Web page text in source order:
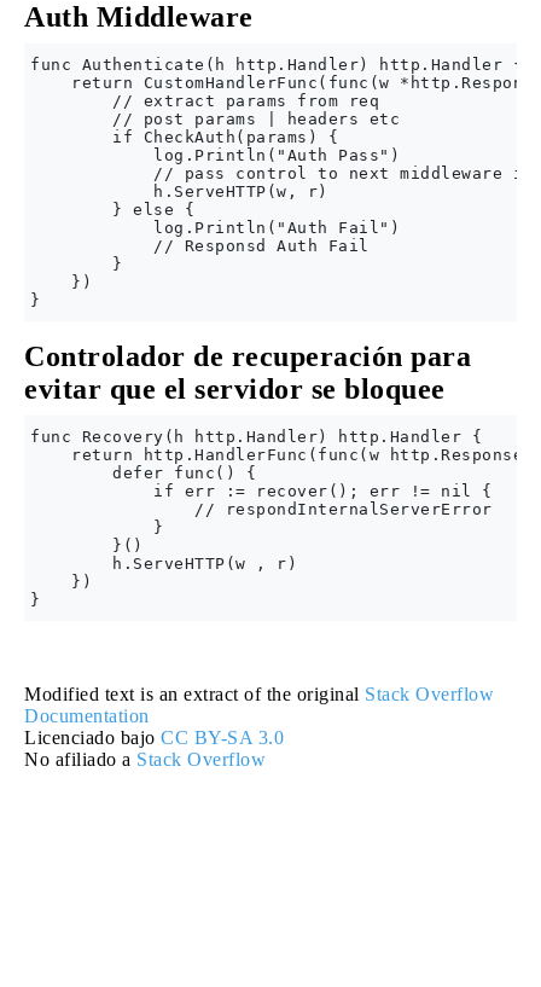
Auth Middleware
func Authenticate(h http.Handler) http.Handler {
return CustomHandlerFunc(func(w
        // extract params from req
        // post params | headers etc
        if CheckAuth(params) {
            log.Println("Auth Pass")
// pass control to next middleware
            h.ServeHTTP(w, r)
        } else {
            log.Println("Auth Fail")
            // Responsd Auth Fail
        }
    })
Controlador de recuperación para
evitar que el servidor se bloquee
func Recovery(h http.Handler) http.Handler {
return http.HandlerFunc(func(w
        defer func() {
            if err := recover(); err != nil {
                // respondInternalServerError
            }
        }()
        h.ServeHTTP(w , r)
    })
Modified text is an extract of the original Stack Overflow
Documentation
Licenciado bajo CC BY-SA 3.0
No afiliado a Stack Overflow